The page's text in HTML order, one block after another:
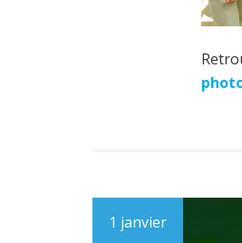
1 janvier